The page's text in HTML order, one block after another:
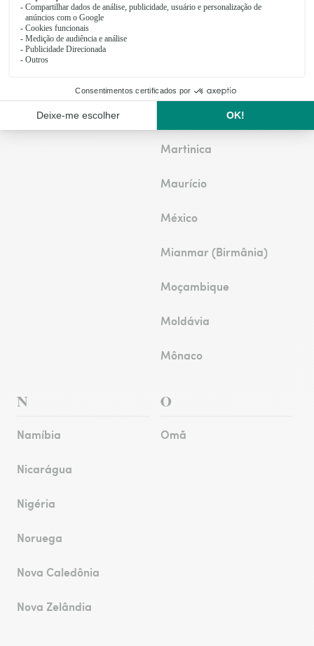
Liechtenstein
Lituânia
Malásia
Martinica
Maurício
México
Mianmar (Birmânia)
Moçambique
Moldávia
Mônaco
N
Namíbia
Nicarágua
Nigéria
Noruega
Nova Caledônia
Nova Zelândia
O
Omã